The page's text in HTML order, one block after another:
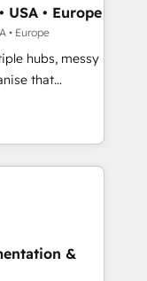
operations and
- Custom
lead
across
scale, and
USA • Europe
• Europe
hubs, messy
to work...
and team
Pipedrive,
for
across Sales
Hub and
&